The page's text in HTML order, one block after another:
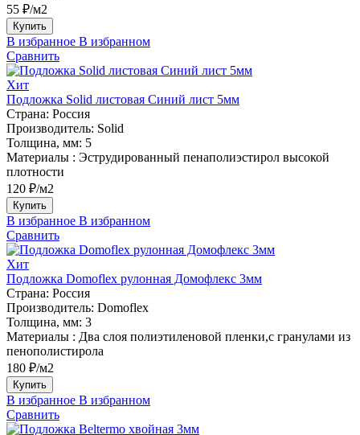
55 ₽/м2
Купить
В избранное В избранном
Сравнить
Хит
Подложка Solid листовая Синий лист 5мм
Страна: Россия
Производитель: Solid
Толщина, мм: 5
Материалы : Эструдированный пенаполиэстирол высокой
плотности
120 ₽/м2
Купить
В избранное В избранном
Сравнить
Хит
Подложка Domoflex рулонная Домофлекс 3мм
Страна: Россия
Производитель: Domoflex
Толщина, мм: 3
Материалы : Два слоя полиэтиленовой пленки,с гранулами из
пенополистирола
180 ₽/м2
Купить
В избранное В избранном
Сравнить